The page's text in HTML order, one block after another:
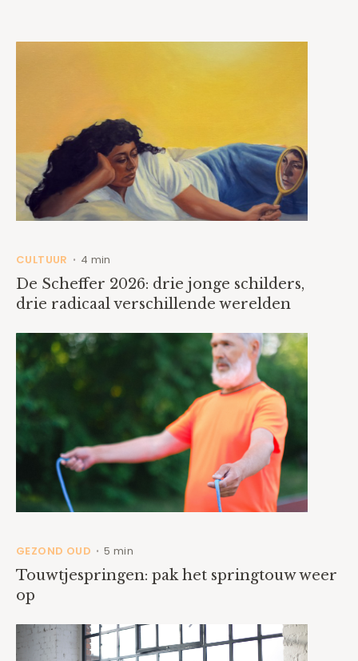
CULTUUR • 4 min
De Scheffer 2026: drie jonge schilders,
drie radicaal verschillende werelden
GEZOND OUD • 5 min
Touwtjespringen: pak het springtouw weer
op